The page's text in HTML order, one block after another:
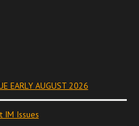
EARLY AUGUST 2026
IM Issues